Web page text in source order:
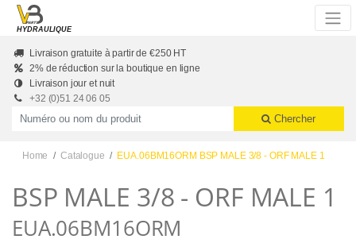
Skip to main content
HYDRAULIQUE
Livraison gratuite à partir de €250 HT
2% de réduction sur la boutique en ligne
Livraison jour et nuit
+32 (0)51 24 06 05
Productnummer of naam
Chercher
Home Catalogue EUA.06BM16ORM BSP MALE 3/8 - ORF MALE 1
BSP MALE 3/8 - ORF MALE 1
EUA.06BM16ORM